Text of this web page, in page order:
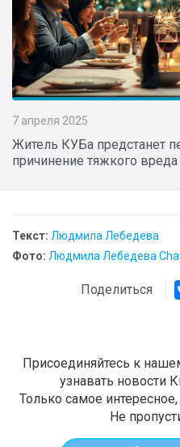
7 апреля 2025
Житель КУБа предстанет
причинение тяжкого
Текст: Людмила Лебедева
Фото: Людмила Лебедева
Поделиться
Присоединяйтесь к
узнавать новости
Только самое
Не